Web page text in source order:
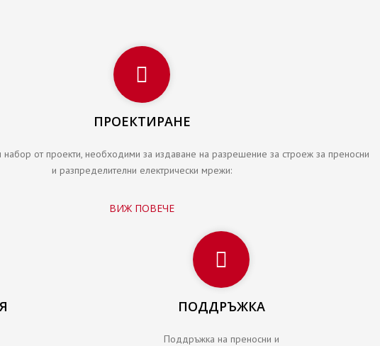
ПРОЕКТИРАНЕ
набор от проекти, необходими за издаване на разрешение за строеж за преносни
и разпределителни електрически мрежи:
ВИЖ ПОВЕЧЕ
ПОДДРЪЖКА
Поддръжка на преносни и